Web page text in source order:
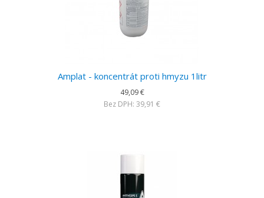
Amplat - koncentrát proti hmyzu 1litr
49,09 €
Bez DPH: 39,91 €